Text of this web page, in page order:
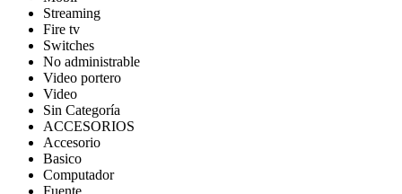
Streaming
Fire tv
Switches
No administrable
Video portero
Video
Sin Categoría
ACCESORIOS
Accesorio
Basico
Computador
Fuente